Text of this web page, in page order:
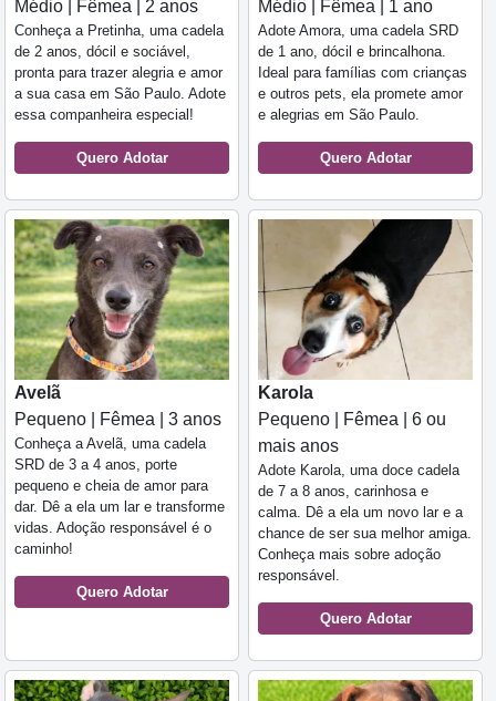
Médio | Fêmea | 2 anos
Conheça a Pretinha, uma cadela
de 2 anos, dócil e sociável,
pronta para trazer alegria e amor
a sua casa em São Paulo. Adote
essa companheira especial!
Quero Adotar
Médio | Fêmea | 1 ano
Adote Amora, uma cadela SRD
de 1 ano, dócil e brincalhona.
Ideal para famílias com crianças
e outros pets, ela promete amor
e alegrias em São Paulo.
Quero Adotar
Avelã
Pequeno | Fêmea | 3 anos
Conheça a Avelã, uma cadela
SRD de 3 a 4 anos, porte
pequeno e cheia de amor para
dar. Dê a ela um lar e transforme
vidas. Adoção responsável é o
caminho!
Quero Adotar
Karola
Pequeno | Fêmea | 6 ou
mais anos
Adote Karola, uma doce cadela
de 7 a 8 anos, carinhosa e
calma. Dê a ela um novo lar e a
chance de ser sua melhor amiga.
Conheça mais sobre adoção
responsável.
Quero Adotar